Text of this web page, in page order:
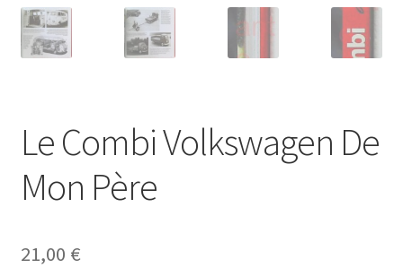
Le Combi Volkswagen De
Mon Père
21,00 €